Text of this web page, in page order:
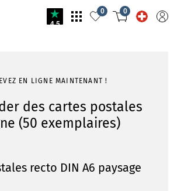
4.5
0 0
EN LIGNE MAINTENANT !
des cartes postales
(50 exemplaires)
recto DIN A6 paysage